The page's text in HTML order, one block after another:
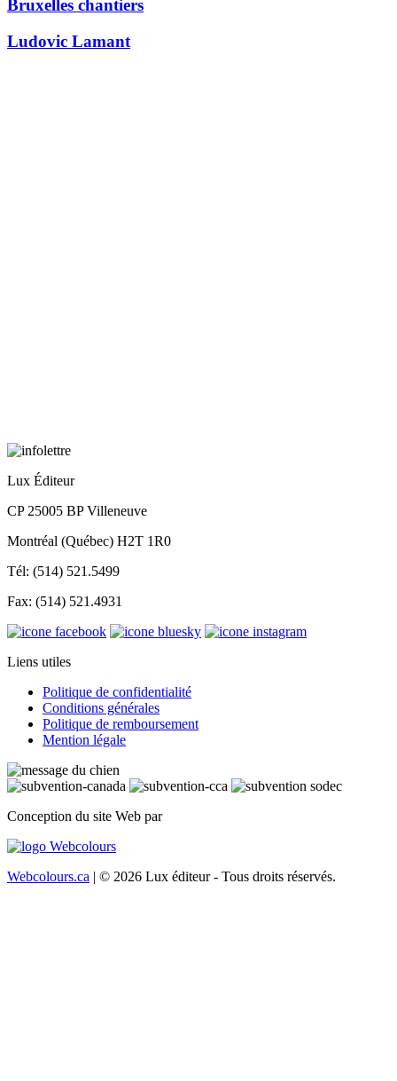
Bruxelles chantiers
Ludovic Lamant
Lux Éditeur
CP 25005 BP Villeneuve
Montréal (Québec) H2T 1R0
Tél: (514) 521.5499
Fax: (514) 521.4931
Liens utiles
Politique de confidentialité
Conditions générales
Politique de remboursement
Mention légale
Conception du site Web par
Webcolours.ca | © 2026 Lux éditeur - Tous droits réservés.